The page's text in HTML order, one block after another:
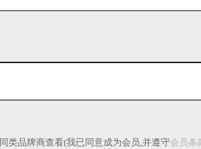
同类品牌商查看(我已同意成为会员,并遵守会员条